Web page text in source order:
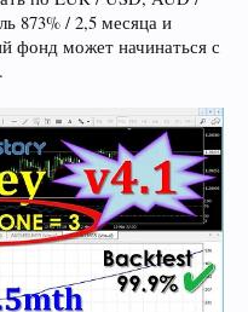
873% / 2,5 месяца и
фонд может начинаться с